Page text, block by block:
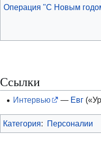
Операция "С Новым
Ссылки
Интервью — Евг
Категория: Персоналии